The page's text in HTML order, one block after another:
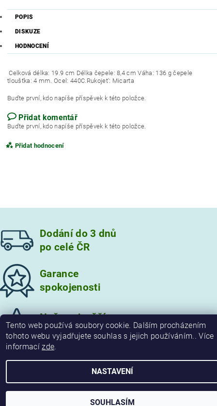
POPIS
DISKUZE
HODNOCENÍ
Celková délka: 19.9 cm Délka čepele: 8,4 cm Váha: 136 g čepele
tloušťka: 4 mm. Ocel: 440C.Rukojet': Micarta
Buďte první, kdo napíše příspěvek k této položce.
Přidat komentář
Buďte první, kdo napíše příspěvek k této položce.
Přidat hodnocení
Vložením hodnocení souhlasíte s
Dodání do 3 dnů
po celé ČR
Garance
spokojenosti
Nože nejvyšší
kvality
2026 © damaskove-noze.cz, všechna práva vyhrazena
Vytvořil Shoptet
Tento web používá soubory cookie. Dalším procházením
tohoto webu vyjadřujete souhlas s jejich používáním.. Více
informacízde.
NASTAVENÍ
SOUHLASÍM